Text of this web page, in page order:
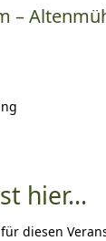
–
hier...
diesen